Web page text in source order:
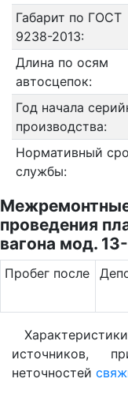
Габарит по ГОСТ
9238-2013:
Длина по осям
автосцепок:
Год начала
производства:
Нормативный
службы:
проведения
вагона мод.
Пробег после
источников,
неточностей